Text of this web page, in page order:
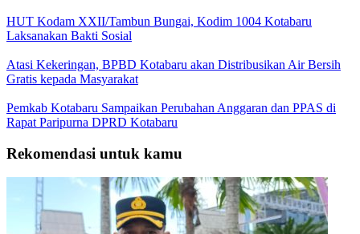
HUT Kodam XXII/Tambun Bungai, Kodim 1004 Kotabaru
Laksanakan Bakti Sosial
Atasi Kekeringan, BPBD Kotabaru akan Distribusikan Air Bersih
Gratis kepada Masyarakat
Pemkab Kotabaru Sampaikan Perubahan Anggaran dan PPAS di
Rapat Paripurna DPRD Kotabaru
Rekomendasi untuk kamu